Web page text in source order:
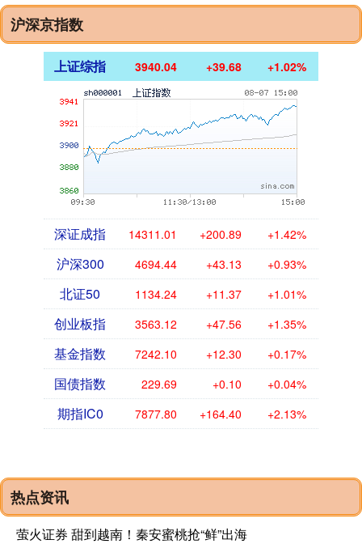
沪深京指数
上证综指 3940.04 +39.68 +1.02%
深证成指 14311.01 +200.89 +1.42%
沪深300 4694.44 +43.13 +0.93%
北证50 1134.24 +11.37 +1.01%
创业板指 3563.12 +47.56 +1.35%
基金指数 7242.10 +12.30 +0.17%
国债指数 229.69 +0.10 +0.04%
期指IC0 7877.80 +164.40 +2.13%
热点资讯
萤火证券 甜到越南！秦安蜜桃抢“鲜”出海